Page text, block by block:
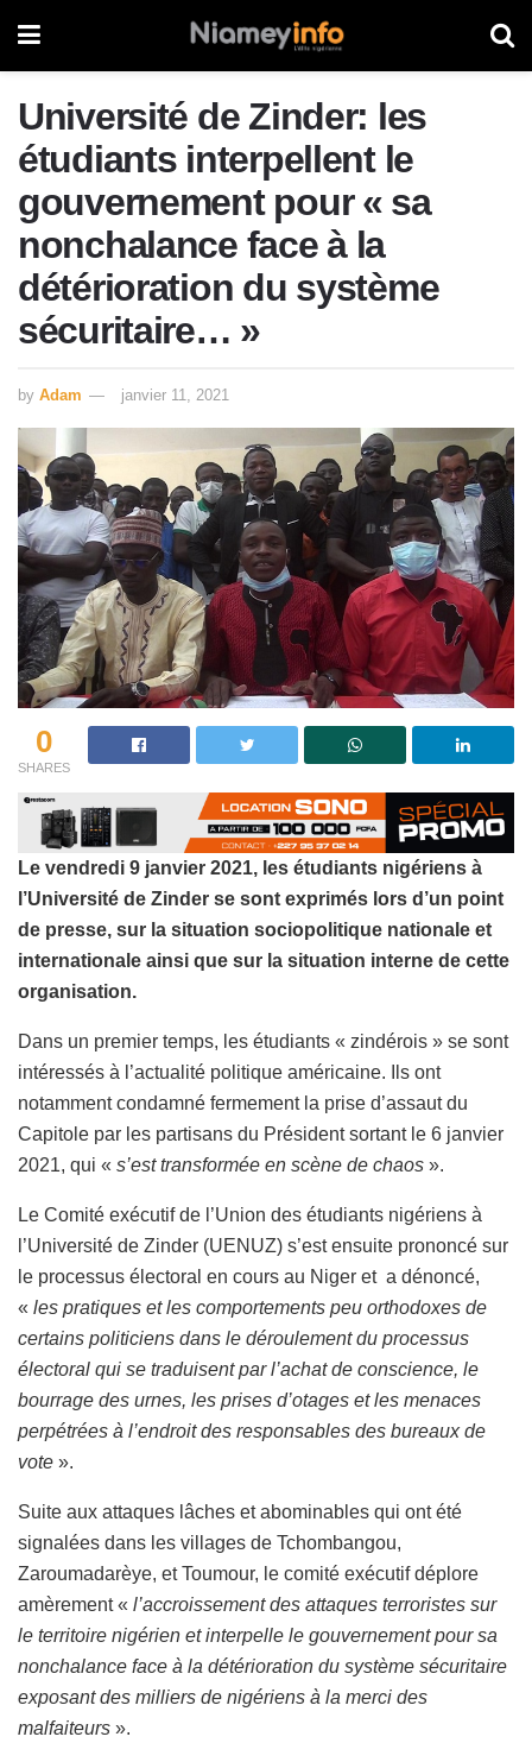
Université de Zinder: les
étudiants interpellent le
gouvernement pour « sa
nonchalance face à la
détérioration du système
sécuritaire… »
by Adam janvier 11, 2021
0
SHARES
Le vendredi 9 janvier 2021, les étudiants nigériens à
l’Université de Zinder se sont exprimés lors d’un point
de presse, sur la situation sociopolitique nationale et
internationale ainsi que sur la situation interne de cette
organisation.
Dans un premier temps, les étudiants « zindérois » se sont
intéressés à l’actualité politique américaine. Ils ont
notamment condamné fermement la prise d’assaut du
Capitole par les partisans du Président sortant le 6 janvier
2021, qui « s’est transformée en scène de chaos ».
Le Comité exécutif de l’Union des étudiants nigériens à
l’Université de Zinder (UENUZ) s’est ensuite prononcé sur
le processus électoral en cours au Niger et a dénoncé,
« les pratiques et les comportements peu orthodoxes de
certains politiciens dans le déroulement du processus
électoral qui se traduisent par l’achat de conscience, le
bourrage des urnes, les prises d’otages et les menaces
perpétrées à l’endroit des responsables des bureaux de
vote ».
Suite aux attaques lâches et abominables qui ont été
signalées dans les villages de Tchombangou,
Zaroumadarèye, et Toumour, le comité exécutif déplore
amèrement « l’accroissement des attaques terroristes sur
le territoire nigérien et interpelle le gouvernement pour sa
nonchalance face à la détérioration du système sécuritaire
exposant des milliers de nigériens à la merci des
malfaiteurs ».